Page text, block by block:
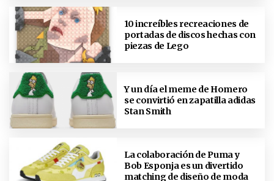
10 increíbles recreaciones de
portadas de discos hechas con
piezas de Lego
Y un día el meme de Homero
se convirtió en zapatilla adidas
Stan Smith
La colaboración de Puma y
Bob Esponja es un divertido
matching de diseño de moda